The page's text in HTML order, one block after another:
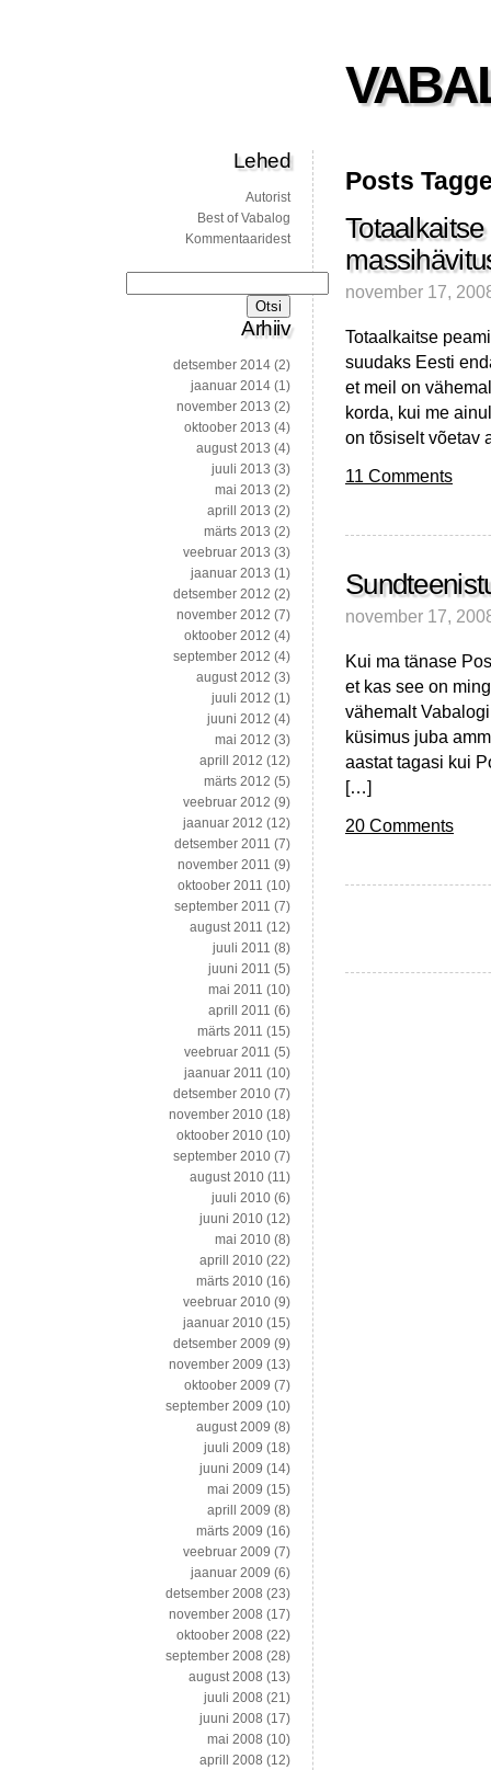
Posts
november 17,
Totaalkaitse
suudaks Eesti
et meil on
korda, kui me
on tõsiselt võetav
11 Comments
november 17,
Kui ma tänase
et kas see on
vähemalt
küsimus juba
aastat tagasi kui
[…]
20 Comments
Lehed
Autorist
Best of Vabalog
Kommentaaridest
Arhiiv
detsember 2014 (2)
jaanuar 2014 (1)
november 2013 (2)
oktoober 2013 (4)
august 2013 (4)
juuli 2013 (3)
mai 2013 (2)
aprill 2013 (2)
märts 2013 (2)
veebruar 2013 (3)
jaanuar 2013 (1)
detsember 2012 (2)
november 2012 (7)
oktoober 2012 (4)
september 2012 (4)
august 2012 (3)
juuli 2012 (1)
juuni 2012 (4)
mai 2012 (3)
aprill 2012 (12)
märts 2012 (5)
veebruar 2012 (9)
jaanuar 2012 (12)
detsember 2011 (7)
november 2011 (9)
oktoober 2011 (10)
september 2011 (7)
august 2011 (12)
juuli 2011 (8)
juuni 2011 (5)
mai 2011 (10)
aprill 2011 (6)
märts 2011 (15)
veebruar 2011 (5)
jaanuar 2011 (10)
detsember 2010 (7)
november 2010 (18)
oktoober 2010 (10)
september 2010 (7)
august 2010 (11)
juuli 2010 (6)
juuni 2010 (12)
mai 2010 (8)
aprill 2010 (22)
märts 2010 (16)
veebruar 2010 (9)
jaanuar 2010 (15)
detsember 2009 (9)
november 2009 (13)
oktoober 2009 (7)
september 2009 (10)
august 2009 (8)
juuli 2009 (18)
juuni 2009 (14)
mai 2009 (15)
aprill 2009 (8)
märts 2009 (16)
veebruar 2009 (7)
jaanuar 2009 (6)
detsember 2008 (23)
november 2008 (17)
oktoober 2008 (22)
september 2008 (28)
august 2008 (13)
juuli 2008 (21)
juuni 2008 (17)
mai 2008 (10)
aprill 2008 (12)